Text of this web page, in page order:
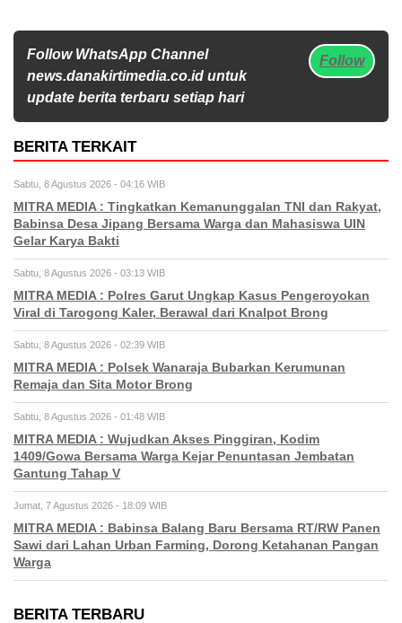
Follow WhatsApp Channel
news.danakirtimedia.co.id untuk
update berita terbaru setiap hari
Follow
BERITA TERKAIT
Sabtu, 8 Agustus 2026 - 04:16 WIB
MITRA MEDIA : Tingkatkan Kemanunggalan TNI dan Rakyat,
Babinsa Desa Jipang Bersama Warga dan Mahasiswa UIN
Gelar Karya Bakti
Sabtu, 8 Agustus 2026 - 03:13 WIB
MITRA MEDIA : Polres Garut Ungkap Kasus Pengeroyokan
Viral di Tarogong Kaler, Berawal dari Knalpot Brong
Sabtu, 8 Agustus 2026 - 02:39 WIB
MITRA MEDIA : Polsek Wanaraja Bubarkan Kerumunan
Remaja dan Sita Motor Brong
Sabtu, 8 Agustus 2026 - 01:48 WIB
MITRA MEDIA : Wujudkan Akses Pinggiran, Kodim
1409/Gowa Bersama Warga Kejar Penuntasan Jembatan
Gantung Tahap V
Jumat, 7 Agustus 2026 - 18:09 WIB
MITRA MEDIA : Babinsa Balang Baru Bersama RT/RW Panen
Sawi dari Lahan Urban Farming, Dorong Ketahanan Pangan
Warga
BERITA TERBARU